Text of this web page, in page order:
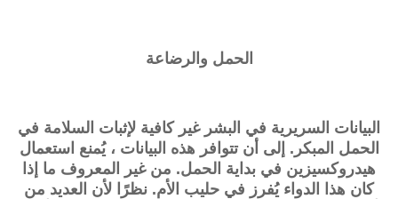
الحمل والرضاعة
البيانات السريرية في البشر غير كافية لإثبات السلامة في
الحمل المبكر. إلى أن تتوافر هذه البيانات ، يُمنع استعمال
هيدروكسيزين في بداية الحمل. من غير المعروف ما إذا
كان هذا الدواء يُفرز في حليب الأم. نظرًا لأن العديد من